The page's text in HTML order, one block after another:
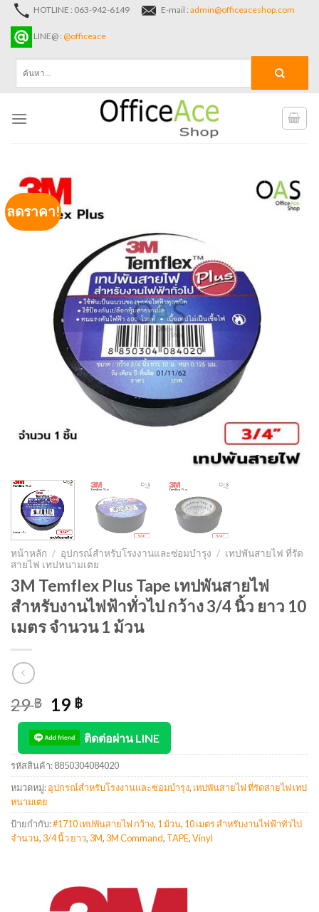
Skip
content
HOTLINE : 063-942-6149 E-mail : admin@officeaceshop.com
LINE@ : @officeace
ลดราคา!
หน้าหลัก / อุปกรณ์สำหรับโรงงานและซ่อมบำรุง / เทปพันสายไฟ ที่รัด
สายไฟ เทปหนามเตย
3M Temflex Plus Tape เทปพันสายไฟ
สำหรับงานไฟฟ้าทั่วไป กว้าง 3/4 นิ้ว ยาว 10
เมตร จำนวน 1 ม้วน
29฿ 19 ฿
ติดต่อผ่าน LINE
รหัสสินค้า:8850304084020
หมวดหมู่:อุปกรณ์สำหรับโรงงานและซ่อมบำรุง, เทปพันสายไฟ ที่รัดสายไฟ เทป
หนามเตย
ป้ายกำกับ:#1710 เทปพันสายไฟ กว้าง, 1 ม้วน, 10 เมตร สำหรับงานไฟฟ้าทั่วไป
จำนวน, 3/4 นิ้ว ยาว, 3M, 3M Command, TAPE,Vinyl